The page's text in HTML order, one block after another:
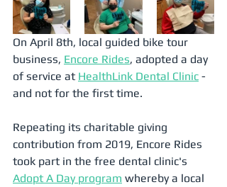
On April 8th, local guided bike tour
business, Encore Rides, adopted a day
of service at HealthLink Dental Clinic -
and not for the first time.
Repeating its charitable giving
contribution from 2019, Encore Rides
took part in the free dental clinic's
Adopt A Day program whereby a local